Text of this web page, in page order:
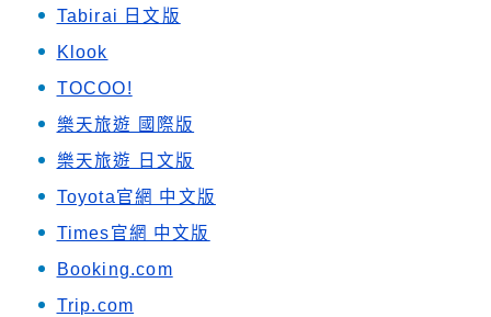
Tabirai 日文版
Klook
TOCOO!
樂天旅遊 國際版
樂天旅遊 日文版
Toyota官網 中文版
Times官網 中文版
Booking.com
Trip.com